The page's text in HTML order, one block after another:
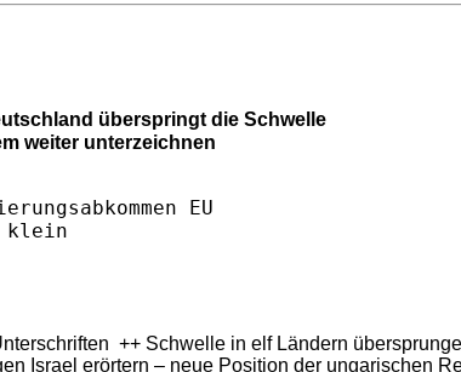
überspringt die Schwelle
weiter unterzeichnen
++ Schwelle in elf Ländern
Israel erörtern – neue Position der ungarischen